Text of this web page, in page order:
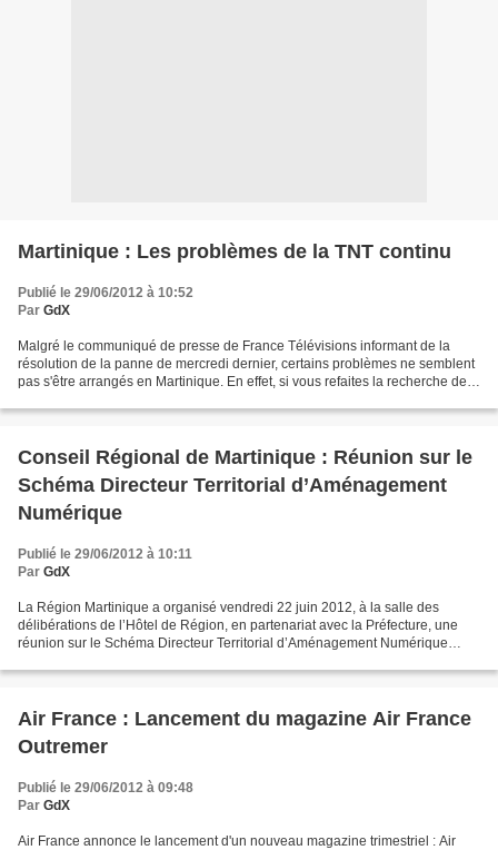
Martinique : Les problèmes de la TNT continu
Publié le 29/06/2012 à 10:52
Par GdX
Malgré le communiqué de presse de France Télévisions informant de la
résolution de la panne de mercredi dernier, certains problèmes ne semblent
pas s'être arrangés en Martinique. En effet, si vous refaites la recherche de
Conseil Régional de Martinique : Réunion sur le
Schéma Directeur Territorial d’Aménagement
Numérique
Publié le 29/06/2012 à 10:11
Par GdX
La Région Martinique a organisé vendredi 22 juin 2012, à la salle des
délibérations de l’Hôtel de Région, en partenariat avec la Préfecture, une
réunion sur le Schéma Directeur Territorial d’Aménagement Numérique
Air France : Lancement du magazine Air France
Outremer
Publié le 29/06/2012 à 09:48
Par GdX
Air France annonce le lancement d'un nouveau magazine trimestriel : Air